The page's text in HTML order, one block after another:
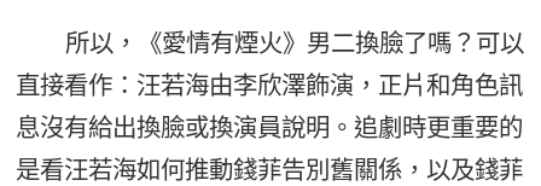
所以，《愛情有煙火》男二換臉了嗎？可以
直接看作：汪若海由李欣澤飾演，正片和角色訊
息沒有給出換臉或換演員說明。追劇時更重要的
是看汪若海如何推動錢菲告別舊關係，以及錢菲